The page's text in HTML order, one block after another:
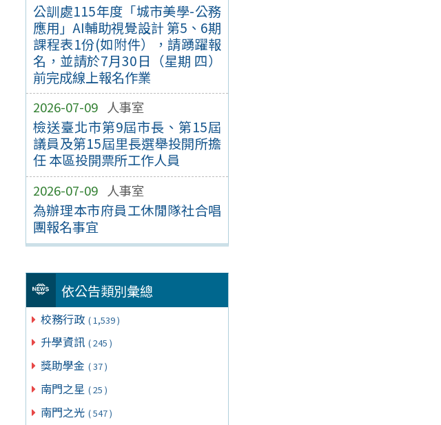
公訓處115年度「城市美學-公務
應用」AI輔助視覺設計 第5、6期
課程表1份(如附件），請踴躍報
名，並請於7月30日（星期 四）
前完成線上報名作業
2026-07-09 人事室
檢送臺北市第9屆市長、第15屆
議員及第15屆里長選舉投開所擔
任 本區投開票所工作人員
2026-07-09 人事室
為辦理本市府員工休閒隊社合唱
團報名事宜
依公告類別彙總
校務行政 ( 1,539 )
升學資訊 ( 245 )
獎助學金 ( 37 )
南門之星 ( 25 )
南門之光 ( 547 )